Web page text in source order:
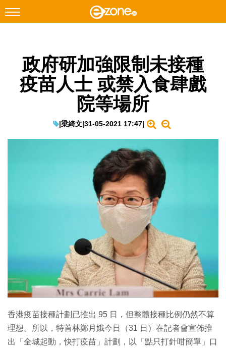
Facebook Instagram
科技焦點
教學評測
Enterprise Digital Transformation
政府研加強限制未接種
疫苗人士 或禁入食肆戲
院等場所
|梁綺文|31-05-2021 17:47|
香港疫苗接種計劃已推出 95 日，但整體接種比例仍然不算
理想。所以，特首林鄭月娥今日（31 日）在記者會宣佈推
出「全城起動，快打疫苗」計劃，以「點只打針咁簡單」口